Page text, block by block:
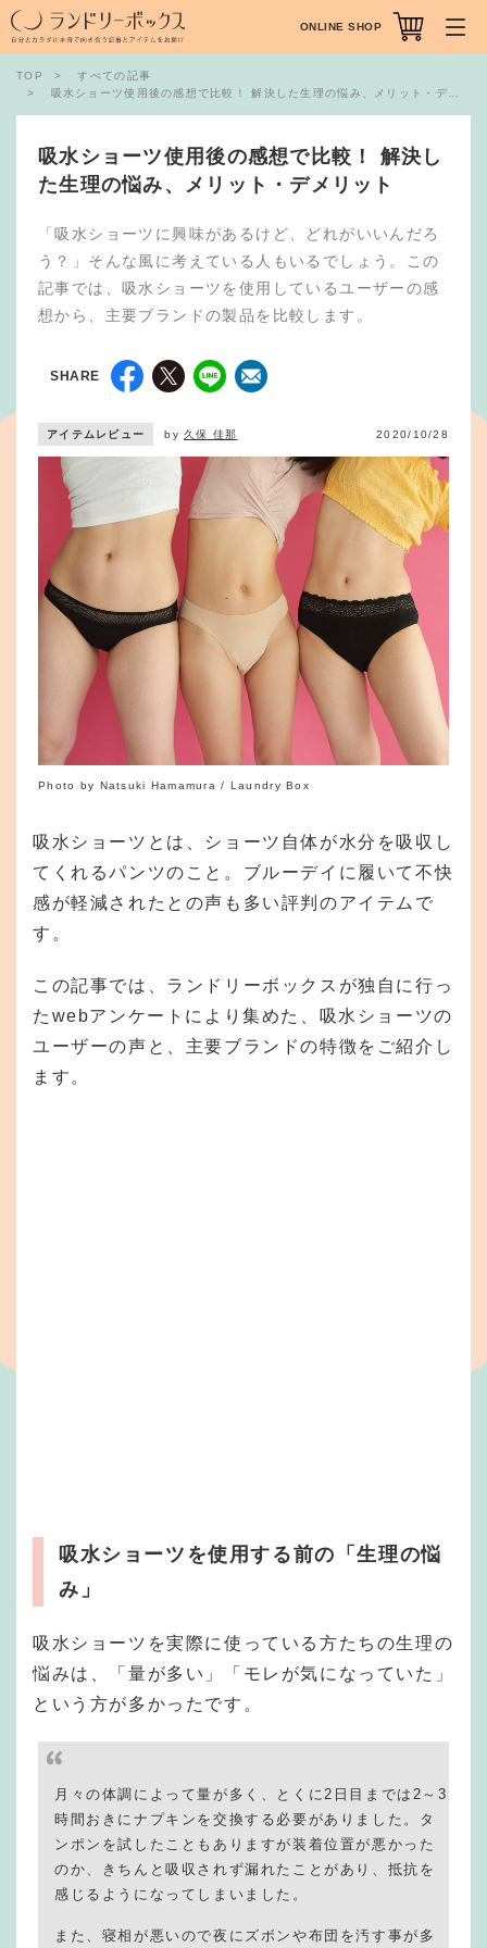
TOP
すべての記事
吸水ショーツ使用後の感想で比較！ 解決した生理の悩み、メリット・デメリット
吸水ショーツ使用後の感想で比較！ 解決し
た生理の悩み、メリット・デメリット
「吸水ショーツに興味があるけど、どれがいいんだろ
う？」そんな風に考えている人もいるでしょう。この
記事では、吸水ショーツを使用しているユーザーの感
想から、主要ブランドの製品を比較します。
SHARE
アイテムレビュー by久保 佳那 2020/10/28
Photo by Natsuki Hamamura / Laundry Box
吸水ショーツとは、ショーツ自体が水分を吸収し
てくれるパンツのこと。ブルーデイに履いて不快
感が軽減されたとの声も多い評判のアイテムで
す。
この記事では、ランドリーボックスが独自に行っ
たwebアンケートにより集めた、吸水ショーツの
ユーザーの声と、主要ブランドの特徴をご紹介し
ます。
吸水ショーツを使用する前の「生理の悩
み」
吸水ショーツを実際に使っている方たちの生理の
悩みは、「量が多い」「モレが気になっていた」
という方が多かったです。
月々の体調によって量が多く、とくに2日目までは2～3
時間おきにナプキンを交換する必要がありました。タ
ンポンを試したこともありますが装着位置が悪かった
のか、きちんと吸収されず漏れたことがあり、抵抗を
感じるようになってしまいました。
また、寝相が悪いので夜にズボンや布団を汚す事が多
ONLINE SHOP